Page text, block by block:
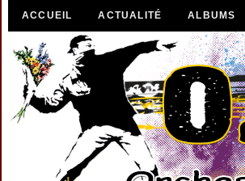
ACCUEIL ACTUALITÉ ALBUMS